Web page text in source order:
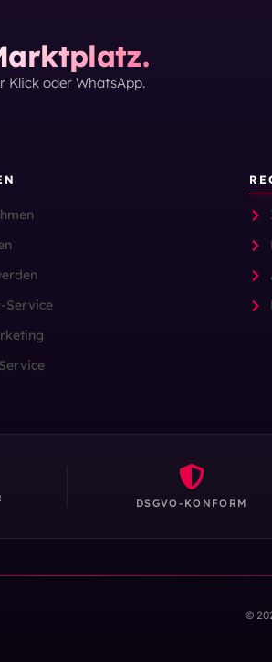
Klick oder WhatsApp.
Service
DSGVO-KONFORM
©